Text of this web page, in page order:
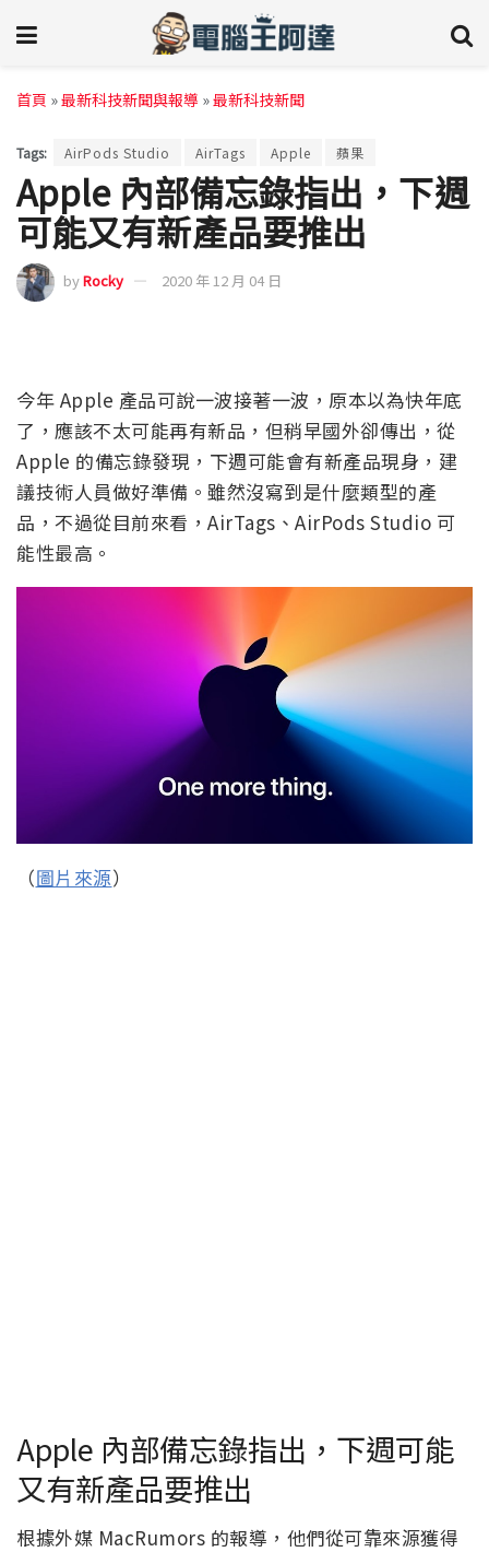
首頁 »最新科技新聞與報導 »最新科技新聞
Tags: AirPods Studio AirTags Apple 蘋果
Apple 內部備忘錄指出，下週
可能又有新產品要推出
byRocky 2020 年 12 月 04 日
今年 Apple 產品可說一波接著一波，原本以為快年底
了，應該不太可能再有新品，但稍早國外卻傳出，從
Apple 的備忘錄發現，下週可能會有新產品現身，建
議技術人員做好準備。雖然沒寫到是什麼類型的產
品，不過從目前來看，AirTags、AirPods Studio 可
能性最高。
（圖片來源）
Apple 內部備忘錄指出，下週可能
又有新產品要推出
根據外媒 MacRumors 的報導，他們從可靠來源獲得